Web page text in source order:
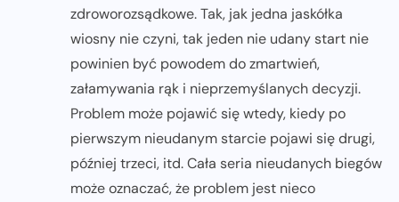
zdroworozsądkowe. Tak, jak jedna jaskółka
wiosny nie czyni, tak jeden nie udany start nie
powinien być powodem do zmartwień,
załamywania rąk i nieprzemyślanych decyzji.
Problem może pojawić się wtedy, kiedy po
pierwszym nieudanym starcie pojawi się drugi,
później trzeci, itd. Cała seria nieudanych biegów
może oznaczać, że problem jest nieco